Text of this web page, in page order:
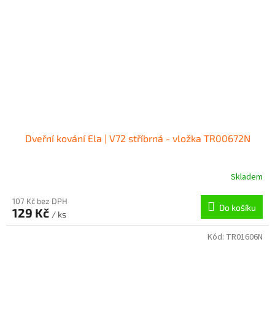
Dveřní kování Ela | V72 stříbrná - vložka TR00672N
Skladem
107 Kč bez DPH
129 Kč / ks
Do košíku
Kód: TR01606N